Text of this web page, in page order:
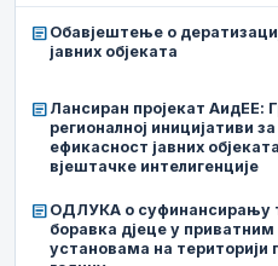
article Обавјештење о
јавних објеката
article Лансиран пројекат АидЕЕ:
регионалној иницијативи
ефикасност јавних
вјештачке интелигенције
article ОДЛУКА о суфинансирању
боравка дјеце у
установама на територији